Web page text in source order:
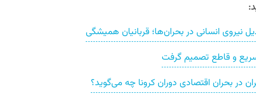
نیروی انسانی در بحران‌ها؛ قربانیان همیشگی
سریع و قاطع تصمیم گرفت
در بحران اقتصادی دوران کرونا چه می‌گوید؟